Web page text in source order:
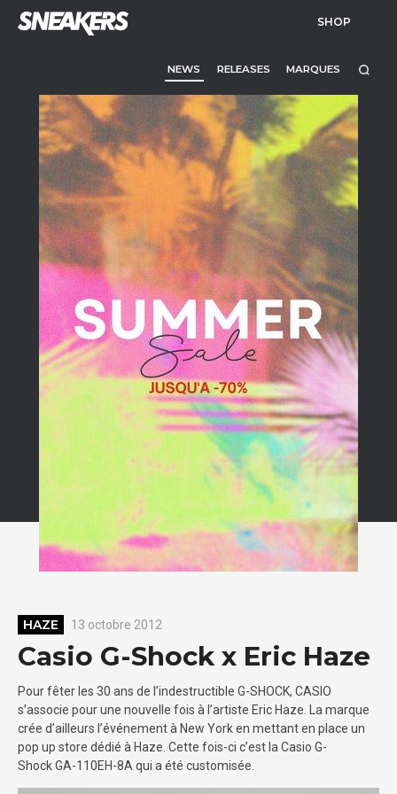
SHOP
NEWS RELEASES MARQUES
HAZE 13 octobre 2012
Casio G-Shock x Eric Haze
Pour fêter les 30 ans de l’indestructible G-SHOCK, CASIO
s’associe pour une nouvelle fois à l’artiste Eric Haze. La marque
crée d’ailleurs l’événement à New York en mettant en place un
pop up store dédié à Haze. Cette fois-ci c’est la Casio G-
Shock GA-110EH-8A qui a été customisée.